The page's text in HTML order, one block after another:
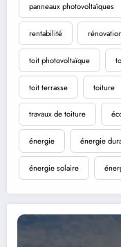
panneaux photovoltaïques
rentabilité rénovation
toit photovoltaïque
toit terrasse toiture
travaux de toiture
énergie énergie
énergie solaire